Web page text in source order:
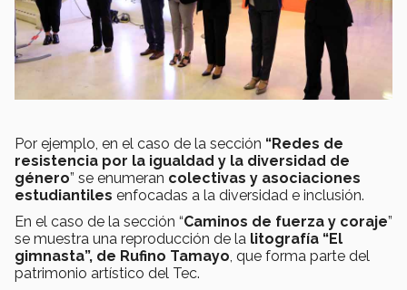
Por ejemplo, en el caso de la sección “Redes de
resistencia por la igualdad y la diversidad de
género” se enumeran colectivas y asociaciones
estudiantiles enfocadas a la diversidad e inclusión.
En el caso de la sección “Caminos de fuerza y coraje”
se muestra una reproducción de la litografía “El
gimnasta”, de Rufino Tamayo, que forma parte del
patrimonio artístico del Tec.